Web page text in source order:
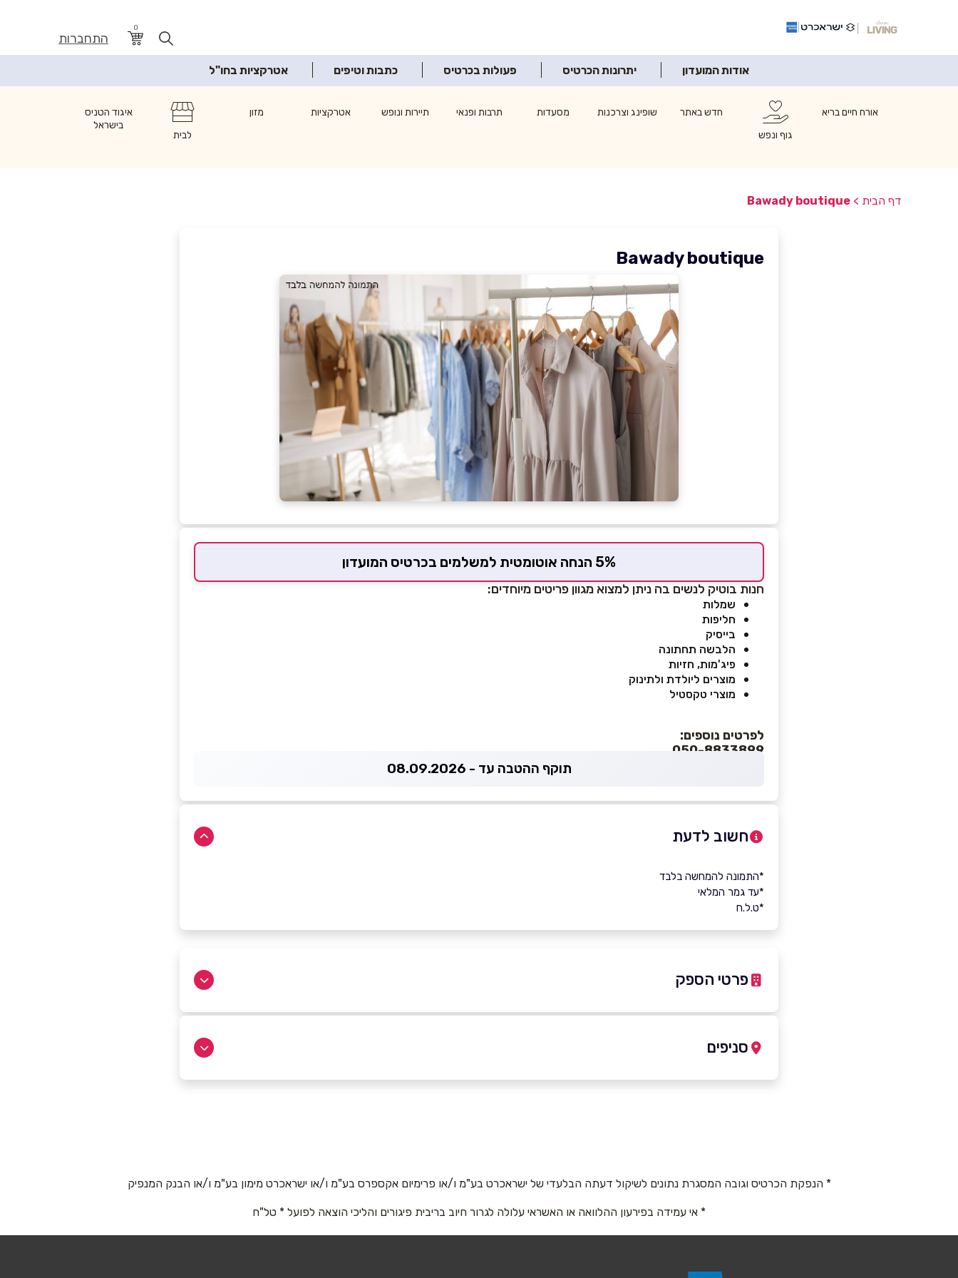
0
התחברות
אודות המועדון יתרונות הכרטיס פעולות בכרטיס כתבות וטיפים אטרקציות בחו"ל
אורח חיים בריא
גוף ונפש
חדש באתר שופינג וצרכנות מסעדות תרבות ופנאי תיירות ונופש אטרקציות
מזון
לבית
איגוד הטניס
בישראל
דף הבית >
Bawady boutique
Bawady boutique
5% הנחה אוטומטית למשלמים בכרטיס המועדון
חנות בוטיק לנשים בה ניתן למצוא מגוון פריטים מיוחדים:
שמלות
חליפות
בייסיק
הלבשה תחתונה
פיג'מות, חזיות
מוצרים ליולדת ולתינוק
מוצרי טקסטיל
לפרטים נוספים:
050-8833899
תוקף ההטבה עד - 08.09.2026
חשוב לדעת
*התמונה להמחשה בלבד
*עד גמר המלאי
*ט.ל.ח
פרטי הספק
נושא*
אנא חזרו אלי בקשר ל...
סניפים
* הנפקת הכרטיס וגובה המסגרת נתונים לשיקול דעתה הבלעדי של ישראכרט בע"מ ו/או פרימיום אקספרס בע"מ ו/או ישראכרט מימון בע"מ ו/או הבנק המנפיק
* אי עמידה בפירעון ההלוואה או האשראי עלולה לגרור חיוב בריבית פיגורים והליכי הוצאה לפועל * טל"ח